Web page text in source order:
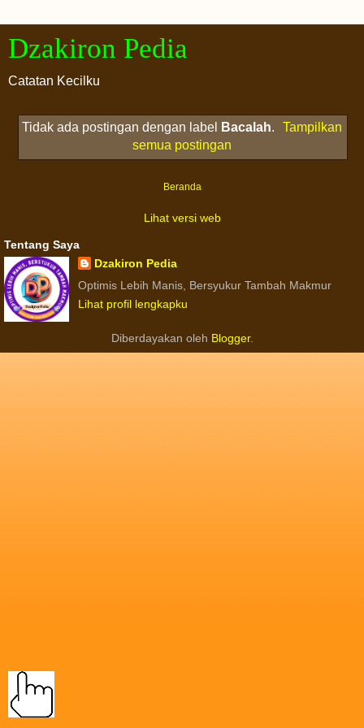
Dzakiron Pedia
Catatan Kecilku
Tidak ada postingan dengan label Bacalah.
Tampilkan
semua postingan
Beranda
Lihat versi web
Tentang Saya
Dzakiron Pedia
Optimis Lebih Manis, Bersyukur Tambah Makmur
Lihat profil lengkapku
Diberdayakan oleh Blogger.